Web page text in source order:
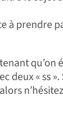
à prendre
deux « ss